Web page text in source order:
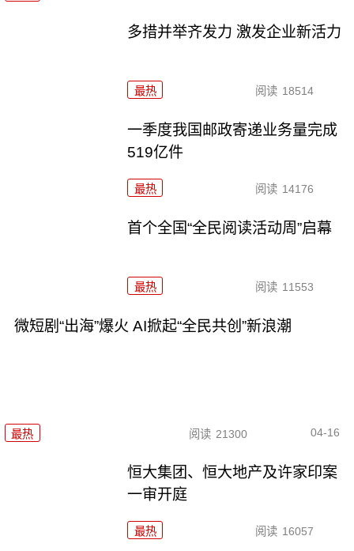
多措并举齐发力 激发企业新活力
最热 阅读 18514
一季度我国邮政寄递业务量完成
519亿件
最热 阅读 14176
首个全国“全民阅读活动周”启幕
最热 阅读 11553
微短剧“出海”爆火 AI掀起“全民共创”新浪潮
最热 阅读 21300 04-16
恒大集团、恒大地产及许家印案
一审开庭
最热 阅读 16057